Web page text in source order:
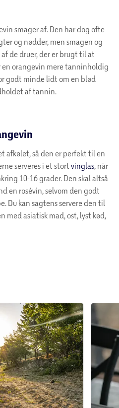
smager af. Den har dog ofte
og nødder, men smagen og
de druer, der er brugt til at
en orangevin mere tanninholdig
godt minde lidt om en blød
af tannin.
afkølet, så den er perfekt til en
serveres i et stort vinglas, når
10-16 grader. Den skal altså
en rosévin, selvom den godt
Du kan sagtens servere den til
med asiatisk mad, ost, lyst kød,